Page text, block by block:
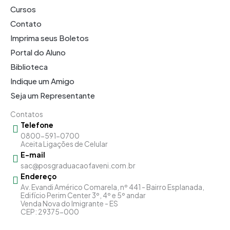
Cursos
Contato
Imprima seus Boletos
Portal do Aluno
Biblioteca
Indique um Amigo
Seja um Representante
Contatos
Telefone
0800-591-0700
Aceita Ligações de Celular
E-mail
sac@posgraduacaofaveni.com.br
Endereço
Av. Evandi Américo Comarela, nº 441 - Bairro Esplanada,
Edifício Perim Center 3º, 4º e 5º andar
Venda Nova do Imigrante - ES
CEP: 29375-000